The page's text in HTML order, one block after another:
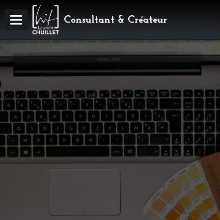
Consultant & Créateur